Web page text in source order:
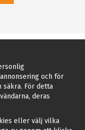
och för
För detta
deras
eller välj vilka